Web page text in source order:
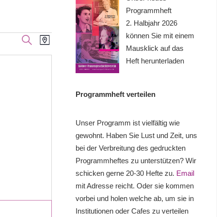
Veranstaltungen
Ansichten,
Navigation
SUCHEVeranstaltung
Ansichten-
Navigation
KARTE
Programmheft
2. Halbjahr 2026
können Sie mit einem
Mausklick auf das
Heft herunterladen
Programmheft verteilen
Unser Programm ist vielfältig wie
gewohnt. Haben Sie Lust und Zeit, uns
bei der Verbreitung des gedruckten
Programmheftes zu unterstützen? Wir
schicken gerne 20-30 Hefte zu. Email
mit Adresse reicht. Oder sie kommen
vorbei und holen welche ab, um sie in
Institutionen oder Cafes zu verteilen